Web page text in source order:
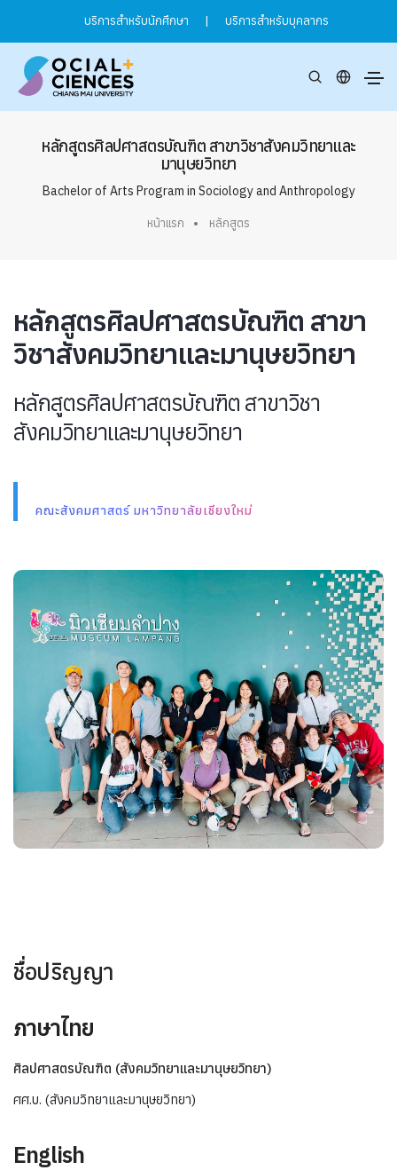
บริการสำหรับนักศึกษา | บริการสำหรับบุคลากร
หลักสูตรศิลปศาสตรบัณฑิต สาขาวิชาสังคมวิทยาและ
มานุษยวิทยา
Bachelor of Arts Program in Sociology and Anthropology
หน้าแรก หลักสูตร
หลักสูตรศิลปศาสตรบัณฑิต สาขา
วิชาสังคมวิทยาและมานุษยวิทยา
หลักสูตรศิลปศาสตรบัณฑิต สาขาวิชา
สังคมวิทยาและมานุษยวิทยา
คณะสังคมศาสตร์ มหาวิทยาลัยเชียงใหม่
ชื่อปริญญา
ภาษาไทย
ศิลปศาสตรบัณฑิต (สังคมวิทยาและมานุษยวิทยา)
ศศ.บ. (สังคมวิทยาและมานุษยวิทยา)
English